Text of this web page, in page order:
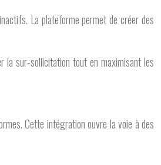
La plateforme permet de créer des
la sur-sollicitation tout en maximisant les
Cette intégration ouvre la voie à des